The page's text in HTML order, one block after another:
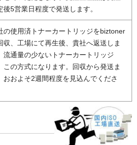
後5営業日程度で発送します。
の使用済トナーカートリッジをbiztoner
収、工場にて再生後、貴社へ返送しま
流通量の少ないトナーカートリッジ
この方式になります。回収から発送ま
おおよそ2週間程度を見込んでくださ